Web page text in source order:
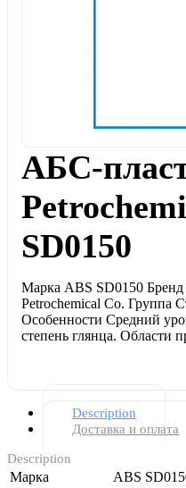
АБС-
SD0150
Марка ABS SD0150 Бренд
Petrochemical Co. Группа
Особенности Средний
степень глянца. Области
Description
Доставка и оплата
Description
Марка
ABS